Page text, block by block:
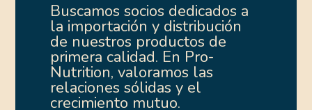
Buscamos socios dedicados a
la importación y distribución
de nuestros productos de
primera calidad. En Pro-
Nutrition, valoramos las
relaciones sólidas y el
crecimiento mutuo.